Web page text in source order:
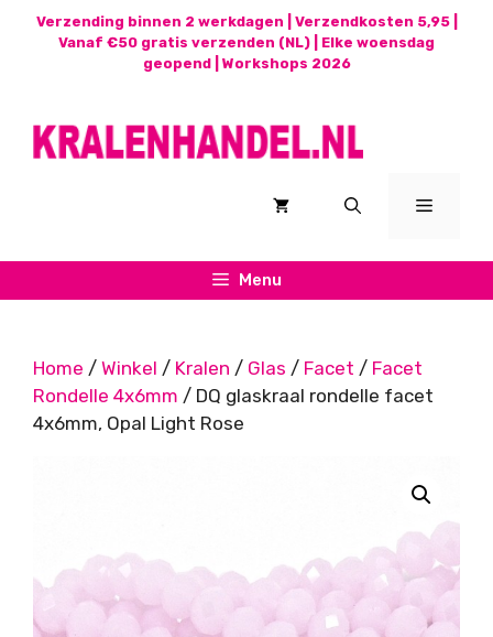
Verzending binnen 2 werkdagen | Verzendkosten 5,95 |
Vanaf €50 gratis verzenden (NL) | Elke woensdag
geopend | Workshops 2026
Menu
Menu
Home / Winkel / Kralen / Glas / Facet / Facet
Rondelle 4x6mm / DQ glaskraal rondelle facet
4x6mm, Opal Light Rose